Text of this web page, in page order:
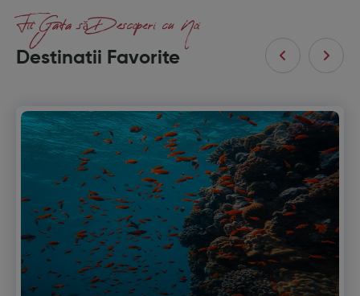
Fii Gata să Descoperi cu Noi
Destinatii Favorite